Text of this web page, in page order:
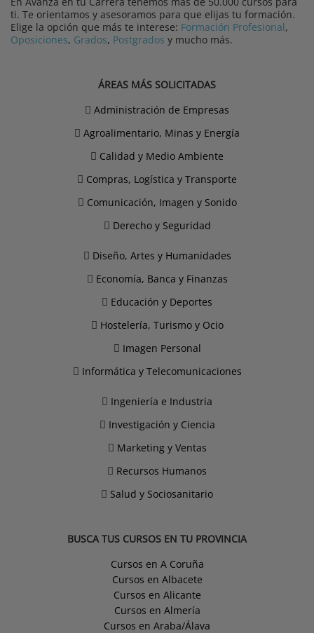
ti. Te orientamos y asesoramos para que elijas tu formación.
Elige la opción que más te interese: Formación Profesional,
Oposiciones, Grados, Postgrados y mucho más.
ÁREAS MÁS SOLICITADAS
Administración de Empresas
Agroalimentario, Minas y Energía
Calidad y Medio Ambiente
Compras, Logística y Transporte
Comunicación, Imagen y Sonido
Derecho y Seguridad
Diseño, Artes y Humanidades
Economía, Banca y Finanzas
Educación y Deportes
Hostelería, Turismo y Ocio
Imagen Personal
Informática y Telecomunicaciones
Ingeniería e Industria
Investigación y Ciencia
Marketing y Ventas
Recursos Humanos
Salud y Sociosanitario
BUSCA TUS CURSOS EN TU PROVINCIA
Cursos en A Coruña
Cursos en Albacete
Cursos en Alicante
Cursos en Almería
Cursos en Araba/Álava